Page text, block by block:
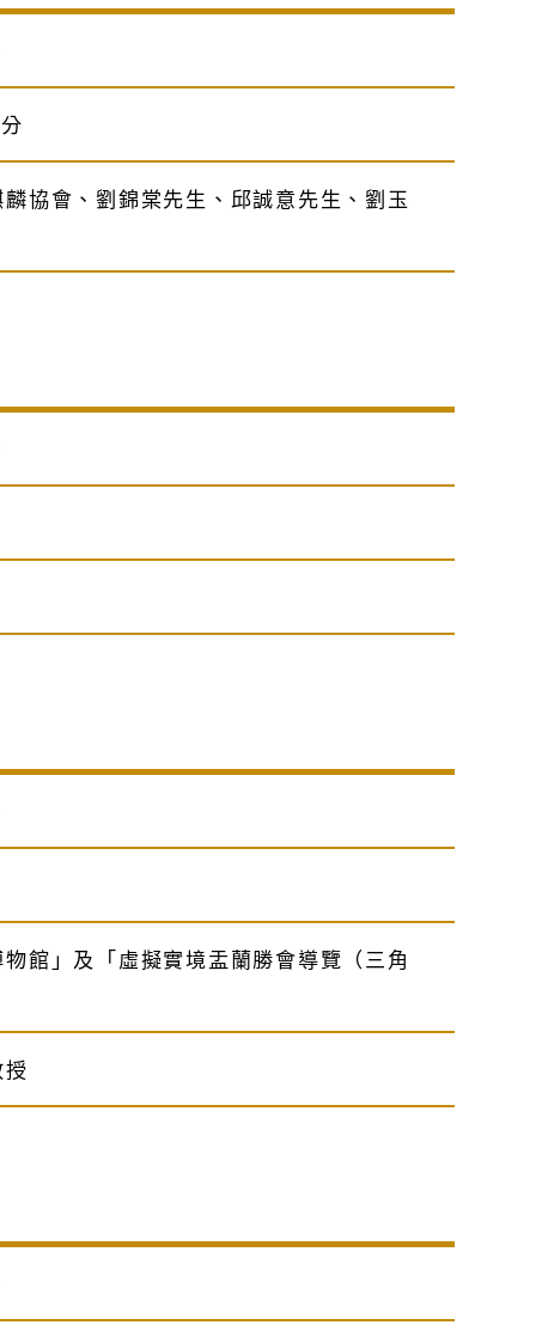
協會、劉錦棠先生、邱誠意先生、劉玉
館」及「虛擬實境盂蘭勝會導覽（三角